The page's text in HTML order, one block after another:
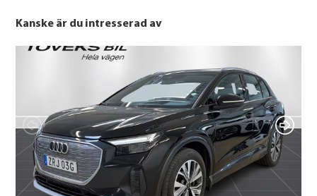
Bridgestone
Hankook
Pirelli
Bridgestone
Det kan leda till svårigheter att få hyra
bostad, teckna abonnemang och få nya
lån. För stöd, vänd dig till budget- och
skuldrådgivare i din kommun.
Konsumentuppgifter finns på
konsumentverket.se
Kanske är du intresserad av